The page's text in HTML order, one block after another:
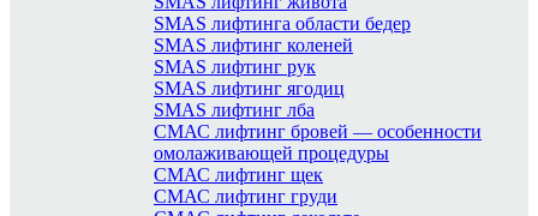
SMAS лифтинга области бедер
SMAS лифтинг коленей
SMAS лифтинг рук
SMAS лифтинг ягодиц
SMAS лифтинг лба
СМАС лифтинг бровей — особенности
омолаживающей процедуры
СМАС лифтинг щек
СМАС лифтинг груди